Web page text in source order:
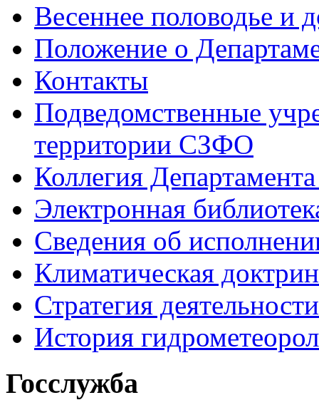
Весеннее половодье и
Положение о
Контакты
Подведомственные
территории СЗФО
Коллегия
Электронная
Сведения об
Климатическая
Стратегия деятельности
История
Госслужба